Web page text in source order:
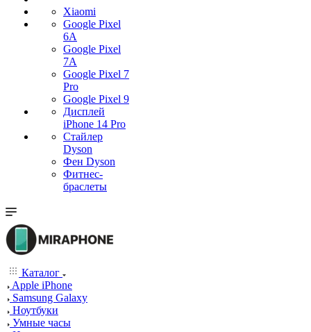
Xiaomi
Google Pixel
6A
Google Pixel
7А
Google Pixel 7
Pro
Google Pixel 9
Дисплей
iPhone 14 Pro
Стайлер
Dyson
Фен Dyson
Фитнес-
браслеты
Каталог
Apple iPhone
Samsung Galaxy
Ноутбуки
Умные часы